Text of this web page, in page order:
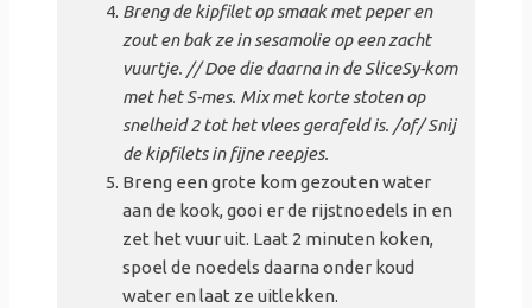
Breng de kipfilet op smaak met peper en
zout en bak ze in sesamolie op een zacht
vuurtje. // Doe die daarna in de SliceSy-kom
met het S-mes. Mix met korte stoten op
snelheid 2 tot het vlees gerafeld is. /of/ Snij
de kipfilets in fijne reepjes.
Breng een grote kom gezouten water
aan de kook, gooi er de rijstnoedels in en
zet het vuur uit. Laat 2 minuten koken,
spoel de noedels daarna onder koud
water en laat ze uitlekken.